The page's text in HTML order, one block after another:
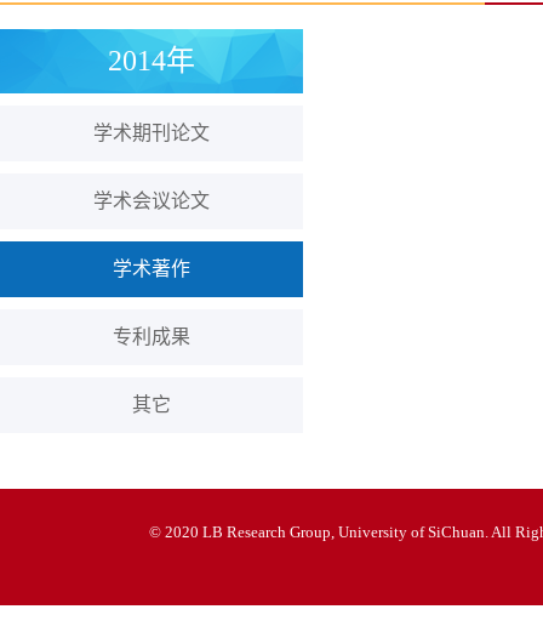
2014年
学术期刊论文
学术会议论文
学术著作
专利成果
其它
© 2020 LB Research Group, University of SiChuan. All